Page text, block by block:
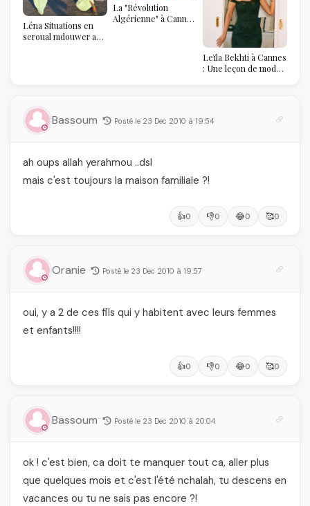
Léna Situations en
seroual mdouwer au
La "Révolution
Algérienne" à Cannes
Leïla Bekhti à Cannes
: Une leçon de mode
Bassoum Posté le 23 Dec 2010 à 19:54
ah oups allah yerahmou ..dsl
mais c'est toujours la maison familiale ?!
👍0 👎0 😂0 🥰0
Oranie Posté le 23 Dec 2010 à 19:57
oui, y a 2 de ces fils qui y habitent avec leurs femmes
et enfants!!!!
👍0 👎0 😂0 🥰0
Bassoum Posté le 23 Dec 2010 à 20:04
ok ! c'est bien, ca doit te manquer tout ca, aller plus
que quelques mois et c'est l'été nchalah, tu descens en
vacances ou tu ne sais pas encore ?!